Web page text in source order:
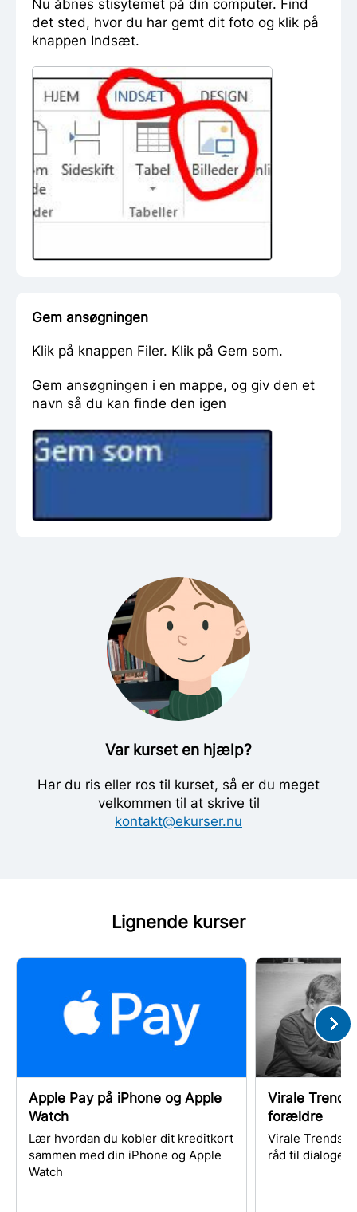
Nu åbnes stisytemet på din computer. Find
det sted, hvor du har gemt dit foto og klik på
knappen Indsæt.
Gem ansøgningen
Klik på knappen Filer. Klik på Gem som.
Gem ansøgningen i en mappe, og giv den et
navn så du kan finde den igen
Var kurset en hjælp?
Har du ris eller ros til kurset, så er du meget
velkommen til at skrive til
kontakt@ekurser.nu
Lignende kurser
Apple Pay på iPhone og Apple
Watch
Lær hvordan du kobler dit kreditkort
sammen med din iPhone og Apple
Watch
Virale
forældre
Virale Trends:
råd til dialogen